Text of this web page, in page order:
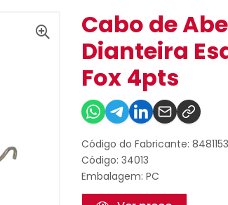
Cabo de
Dianteira
Fox 4pts
Código do Fabricante:
Código: 34013
Embalagem: PC